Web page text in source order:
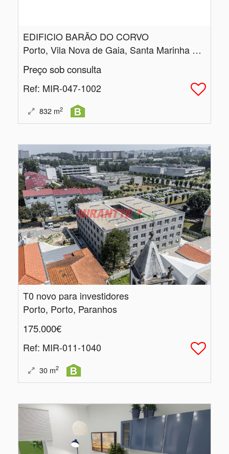
EDIFICIO BARÃO DO CORVO
Porto, Vila Nova de Gaia, Santa Marinha e São Pedro da Afurada
Preço sob consulta
Ref: MIR-047-1002
832 m2
T0 novo para investidores
Porto, Porto, Paranhos
175.000€
Ref: MIR-011-1040
30 m2